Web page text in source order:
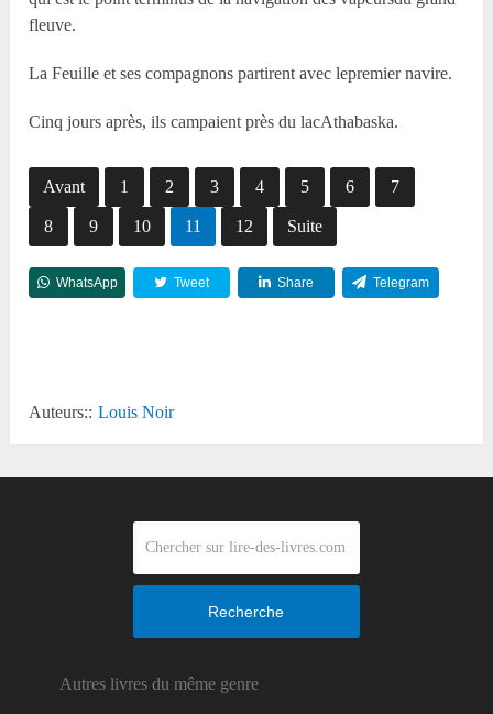
fleuve.
La Feuille et ses compagnons partirent avec lepremier navire.
Cinq jours après, ils campaient près du lacAthabaska.
Avant 1 2 3 4 5 6 7
8 9 10 11 12 Suite
WhatsApp Tweet Share Telegram
Auteurs:: Louis Noir
Recherche
Autres livres du même genre